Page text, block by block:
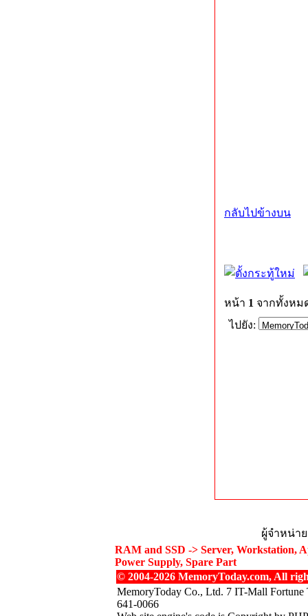
กลับไปข้างบน
หน้า 1 จากทั้งห
ไปยัง:
ผู้จำหน่าย
RAM and SSD -> Server, Workstation,
Power Supply, Spare Part
© 2004-2026 MemoryToday.com, All
MemoryToday Co., Ltd. 7 IT-Mall Fortune
641-0066